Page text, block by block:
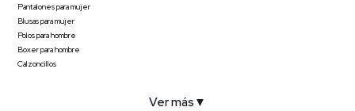
Pantalones para mujer
Blusas para mujer
Polos para hombre
Boxer para hombre
Calzoncillos
Ver más ▼